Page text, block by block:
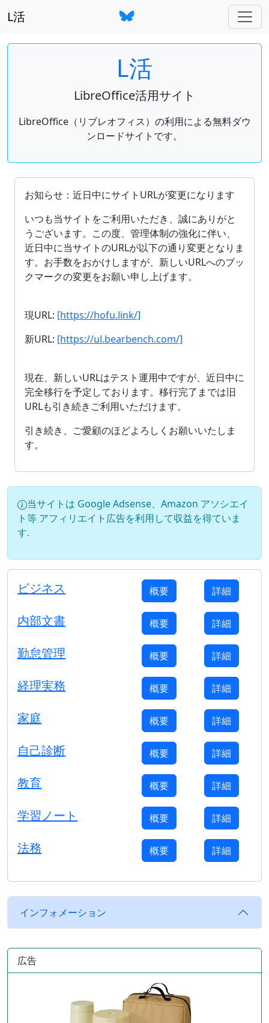
L活
L活
LibreOffice活用サイト
LibreOffice（リブレオフィス）の利用による無料ダウ
ンロードサイトです。
OpenDocument（ODF）をサポートしているオフィス
お知らせ：近日中にサイトURLが変更になります
いつも当サイトをご利用いただき、誠にありがと
うございます。この度、管理体制の強化に伴い、
近日中に当サイトのURLが以下の通り変更となりま
す。お手数をおかけしますが、新しいURLへのブッ
クマークの変更をお願い申し上げます。
現URL: [https://hofu.link/]
新URL: [https://ul.bearbench.com/]
現在、新しいURLはテスト運用中ですが、近日中に
完全移行を予定しております。移行完了までは旧
URLも引き続きご利用いただけます。
引き続き、ご愛顧のほどよろしくお願いいたしま
す。
当サイトは Google Adsense、Amazon アソシエイ
ト等 アフィリエイト広告を利用して収益を得ていま
す.
ビジネス 概要 詳細
内部文書 概要 詳細
勤怠管理 概要 詳細
経理実務 概要 詳細
家庭 概要 詳細
自己診断 概要 詳細
教育 概要 詳細
学習ノート 概要 詳細
法務 概要 詳細
インフォメーション
広告